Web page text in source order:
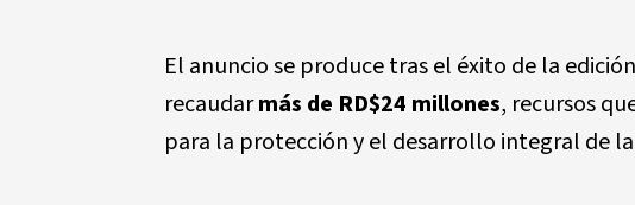
El anuncio se produce tras el éxito de la
recaudarmás de RD$24 millones, recursos
para la protección y el desarrollo integral de